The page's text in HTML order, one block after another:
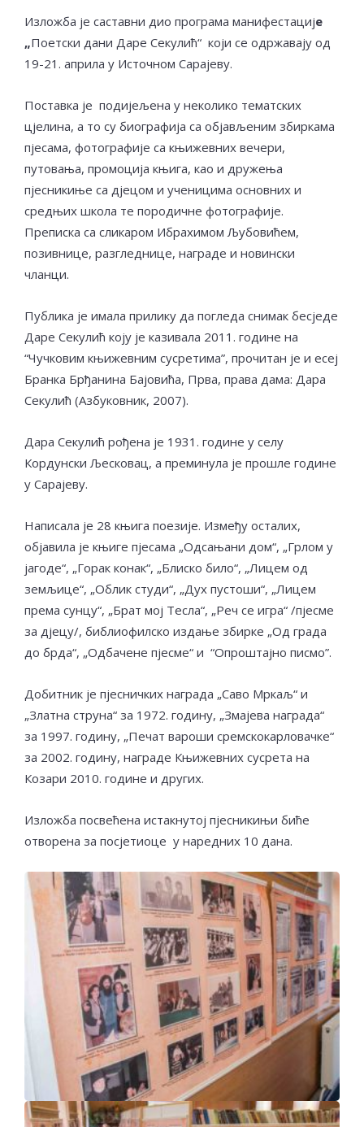
Изложба је саставни дио програма манифестације
„Поетски дани Даре Секулић“ који се одржавају од
19-21. априла у Источном Сарајеву.
Поставка је подијељена у неколико тематских
цјелина, а то су биографија са објављеним збиркама
пјесама, фотографије са књижевних вечери,
путовања, промоција књига, као и дружења
пјесникиње са дјецом и ученицима основних и
средњих школа те породичне фотографије.
Преписка са сликаром Ибрахимом Љубовићем,
позивнице, разгледнице, награде и новински
чланци.
Публика је имала прилику да погледа снимак бесједе
Даре Секулић коју је казивала 2011. године на
“Чучковим књижевним сусретима”, прочитан је и есеј
Бранка Брђанина Бајовића, Прва, права дама: Дара
Секулић (Азбуковник, 2007).
Дара Секулић рођена је 1931. године у селу
Кордунски Љесковац, а преминула је прошле године
у Сарајеву.
Написала је 28 књига поезије. Између осталих,
објавила је књиге пјесама „Одсањани дом“, „Грлом у
јагоде“, „Горак конак“, „Блиско било“, „Лицем од
земљице“, „Облик студи“, „Дух пустоши“, „Лицем
према сунцу“, „Брат мој Тесла“, „Реч се игра“ /пјесме
за дјецу/, библиофилско издање збирке „Од града
до брда“, „Одбачене пјесме“ и “Опроштајно писмо”.
Добитник је пјесничких награда „Саво Мркаљ“ и
„Златна струна“ за 1972. годину, „Змајева награда“
за 1997. годину, „Печат вароши сремскокарловачке“
за 2002. годину, награде Књижевних сусрета на
Козари 2010. године и других.
Изложба посвећена истакнутој пјесникињи биће
отворена за посјетиоце у наредних 10 дана.